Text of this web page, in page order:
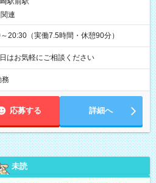
連
20:30（実働7.5時間・休憩90分）
お気軽にご相談ください
務
応募する 詳細へ
未読